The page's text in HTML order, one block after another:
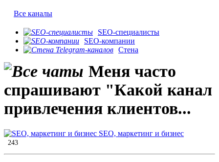
Все каналы
SEO-специалисты
SEO-компании
Стена
Меня часто
спрашивают "Какой канал
привлечения клиентов...
SEO, маркетинг и бизнес
243